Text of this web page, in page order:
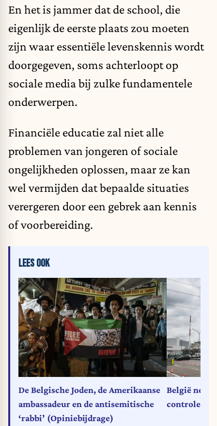
En het is jammer dat de school, die
eigenlijk de eerste plaats zou moeten
zijn waar essentiële levenskennis wordt
doorgegeven, soms achterloopt op
sociale media bij zulke fundamentele
onderwerpen.
Financiële educatie zal niet alle
problemen van jongeren of sociale
ongelijkheden oplossen, maar ze kan
wel vermijden dat bepaalde situaties
verergeren door een gebrek aan kennis
of voorbereiding.
LEES OOK
De Belgische Joden, de Amerikaanse
ambassadeur en de antisemitische
‘rabbi’ (Opiniebijdrage)
België
controle